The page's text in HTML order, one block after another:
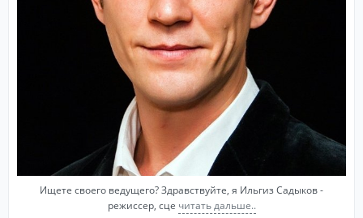
Ищете своего ведущего? Здравствуйте, я Ильгиз Садыков -
режиссер, сце читать дальше..